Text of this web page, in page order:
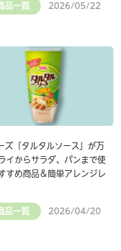
品一覧 2026/05/22
ズ「タルタルソース」が万
イからサラダ、パンまで使
すめ商品＆簡単アレンジレ
品一覧 2026/04/20